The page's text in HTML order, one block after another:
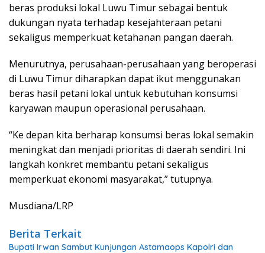
beras produksi lokal Luwu Timur sebagai bentuk
dukungan nyata terhadap kesejahteraan petani
sekaligus memperkuat ketahanan pangan daerah.
Menurutnya, perusahaan-perusahaan yang beroperasi
di Luwu Timur diharapkan dapat ikut menggunakan
beras hasil petani lokal untuk kebutuhan konsumsi
karyawan maupun operasional perusahaan.
“Ke depan kita berharap konsumsi beras lokal semakin
meningkat dan menjadi prioritas di daerah sendiri. Ini
langkah konkret membantu petani sekaligus
memperkuat ekonomi masyarakat,” tutupnya.
Musdiana/LRP
Berita Terkait
Bupati Irwan Sambut Kunjungan Astamaops Kapolri dan